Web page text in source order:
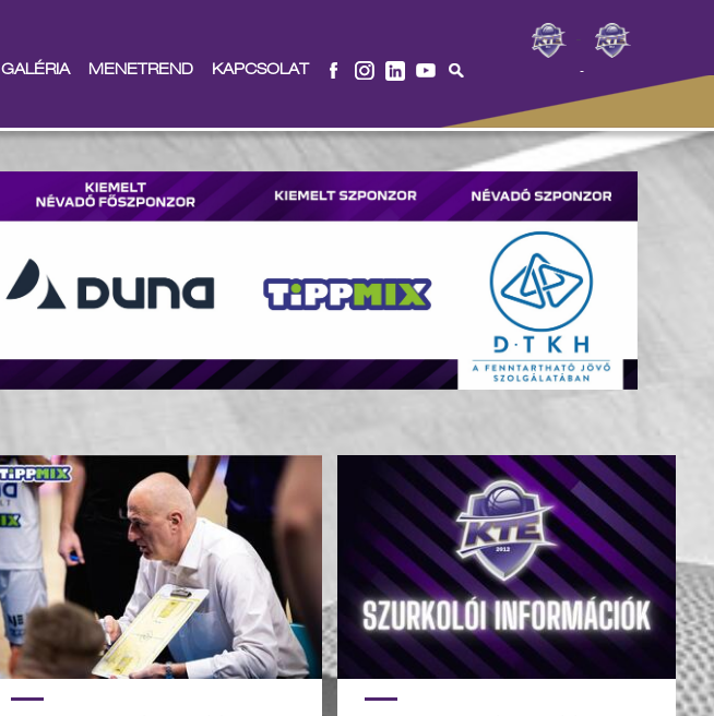
-
GALÉRIA MENETREND KAPCSOLAT